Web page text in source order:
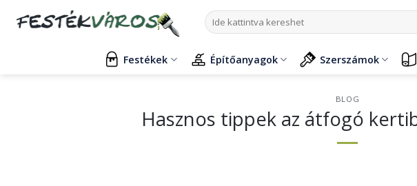
Keresés
a
Festékek Építőanyagok Szerszámok
BLOG
Hasznos tippek az átfogó